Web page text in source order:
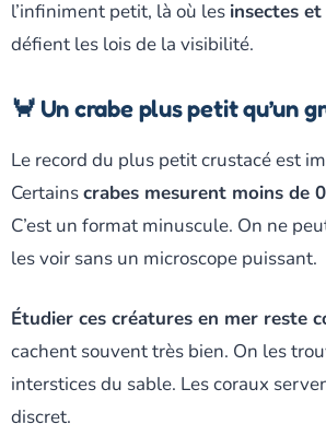
l’infiniment petit, là où les insectes
défient les lois de la visibilité.
🦀 Un crabe plus petit qu’un
Le record du plus petit crustacé est
Certainscrabes mesurent moins de
C’est un format minuscule. On ne
les voir sans un microscope puissant.
Étudier ces créatures en mer reste
cachent souvent très bien. On les
interstices du sable. Les coraux
discret.